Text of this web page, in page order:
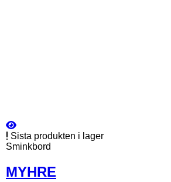
Sista produkten i lager
Sminkbord
MYHRE